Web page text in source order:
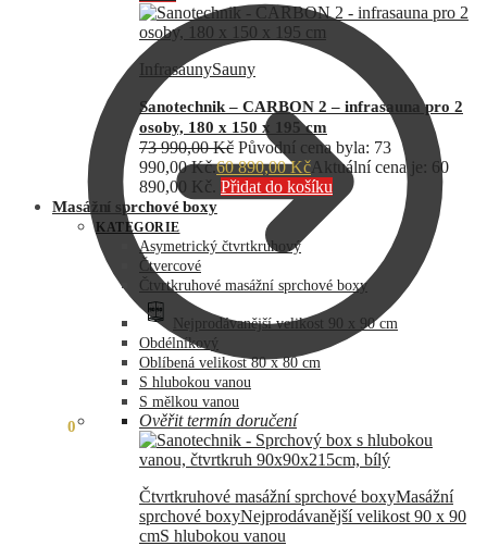
0
InfrasaunySauny
Sanotechnik – CARBON 2 – infrasauna pro 2
osoby, 180 x 150 x 195 cm
73 990,00Kč Původní cena byla: 73
990,00 Kč.60 890,00Kč Aktuální cena je: 60
890,00 Kč. Přidat do košíku
Masážní sprchové boxy
KATEGORIE
Asymetrický čtvrtkruhový
Čtvercové
Čtvrtkruhové masážní sprchové boxy
Nejprodávanější velikost 90 x 90 cm
Obdélníkový
Oblíbená velikost 80 x 80 cm
S hlubokou vanou
S mělkou vanou
Ověřit termín doručení
Čtvrtkruhové masážní sprchové boxyMasážní
sprchové boxyNejprodávanější velikost 90 x 90
cmS hlubokou vanou